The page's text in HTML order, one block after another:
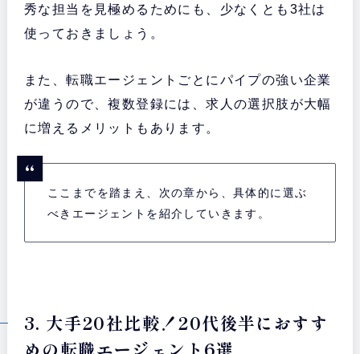
秀な担当を見極めるためにも、少なくとも3社は
使っておきましょう。
また、転職エージェントごとにパイプの強い企業
が違うので、複数登録には、求人の選択肢が大幅
に増えるメリットもあります。
ここまでを踏まえ、次の章から、具体的に選ぶ
べきエージェントを紹介していきます。
3. 大手20社比較！20代後半におすす